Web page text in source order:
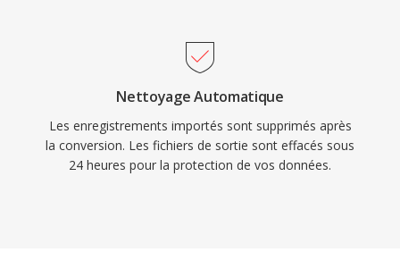
Nettoyage Automatique
Les enregistrements importés sont supprimés après
la conversion. Les fichiers de sortie sont effacés sous
24 heures pour la protection de vos données.